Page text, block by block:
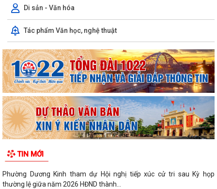
Di sản - Văn hóa
Tác phẩm Văn học, nghệ thuật
TIN MỚI
Phường Dương Kinh tham dự Hội nghị tiếp xúc cử tri sau Kỳ họp
thường lệ giữa năm 2026 HĐND thành...